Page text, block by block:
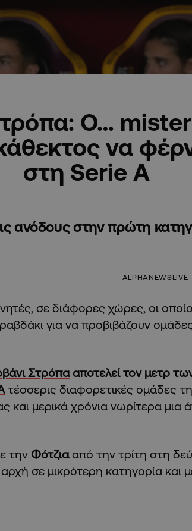
O…
να
στη Serie A
ανόδους στην πρώτη
ALPHANEWSLIVE
σε διάφορες χώρες, οι
για να προβιβάζουν
Στρόπααποτελεί τον μετρ
τέσσερις διαφορετικές ομάδες
και μερικά χρόνια νωρίτερα μια
την Φότζια από την τρίτη στη
σε μικρότερη κατηγορία και